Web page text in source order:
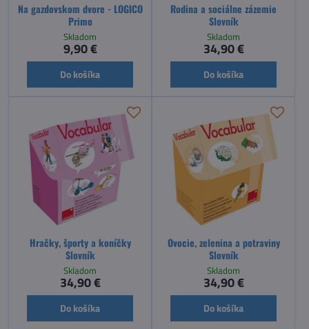
Na gazdovskom dvore - LOGICO
Primo
Skladom
9,90 €
Do košíka
Rodina a sociálne zázemie
Slovník
Skladom
34,90 €
Do košíka
Hračky, športy a koníčky
Slovník
Skladom
34,90 €
Do košíka
Ovocie, zelenina a potraviny
Slovník
Skladom
34,90 €
Do košíka